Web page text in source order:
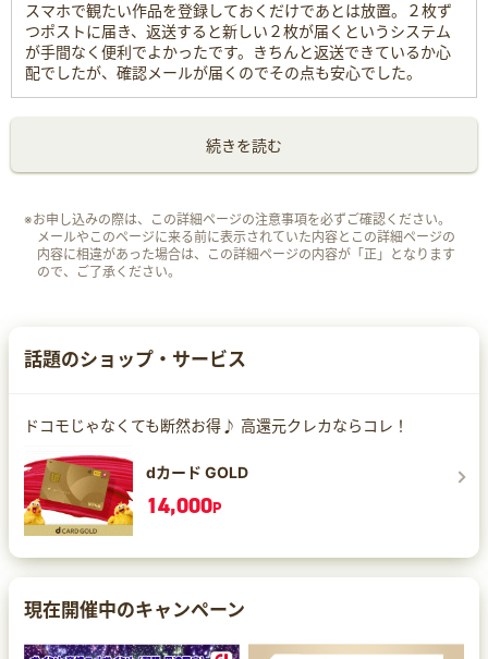
スマホで観たい作品を登録しておくだけであとは放置。２枚ず
つポストに届き、返送すると新しい２枚が届くというシステム
が手間なく便利でよかったです。きちんと返送できているか心
配でしたが、確認メールが届くのでその点も安心でした。
続きを読む
※お申し込みの際は、この詳細ページの注意事項を必ずご確認ください。
メールやこのページに来る前に表示されていた内容とこの詳細ページの
内容に相違があった場合は、この詳細ページの内容が「正」となります
ので、ご了承ください。
話題のショップ・サービス
ドコモじゃなくても断然お得♪ 高還元クレカならコレ！
dカード GOLD
14,000P
現在開催中のキャンペーン